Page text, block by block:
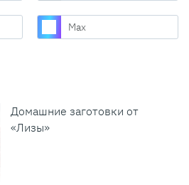
Max
Домашние заготовки от
«Лизы»